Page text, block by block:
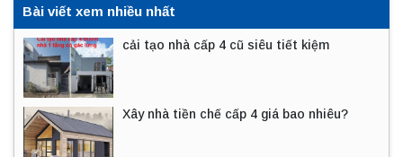
Bài viết xem nhiều nhất
cải tạo nhà cấp 4 cũ siêu tiết kiệm
Xây nhà tiền chế cấp 4 giá bao nhiêu?